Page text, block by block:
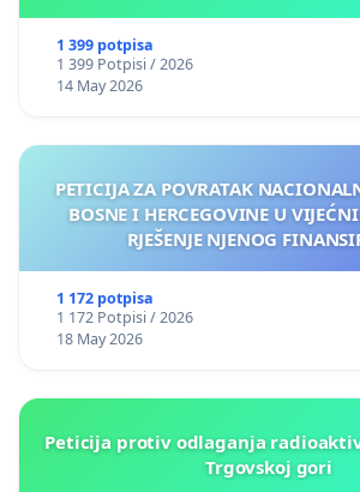
1 399 potpisa
1 399 Potpisi / 2026
14 May 2026
PETICIJA ZA POVRATAK
BOSNE I HERCEGOVINE U
RJEŠENJE NJENOG
1 172 potpisa
1 172 Potpisi / 2026
18 May 2026
Peticija protiv odlaganja
Trgovskoj gori